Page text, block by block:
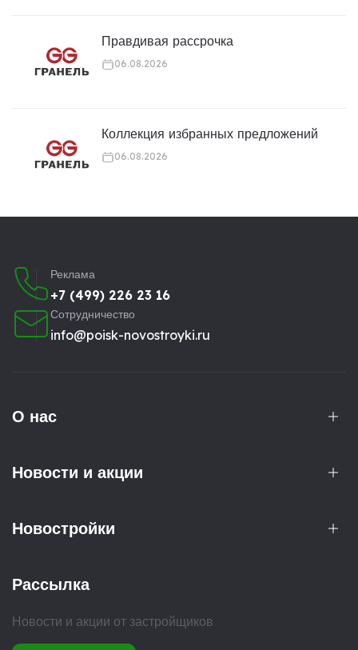
Правдивая рассрочка
06.08.2026
Коллекция избранных предложений
06.08.2026
Реклама
+7 (499) 226 23 16
Сотрудничество
info@poisk-novostroyki.ru
О нас
Новости и акции
Новостройки
Рассылка
Новости и акции от застройщиков